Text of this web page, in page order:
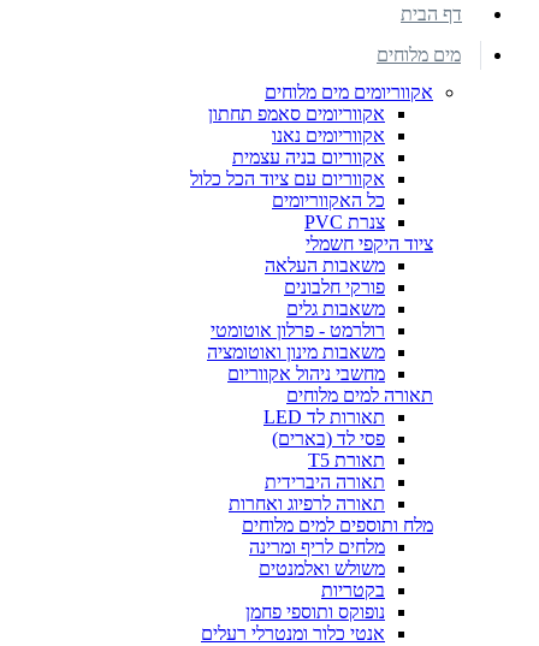
דף הבית
מים מלוחים
אקווריומים מים מלוחים
אקווריומים סאמפ תחתון
אקווריומים נאנו
אקווריום בניה עצמית
אקווריום עם ציוד הכל כלול
כל האקווריומים
צנרת PVC
ציוד היקפי חשמלי
משאבות העלאה
פורקי חלבונים
משאבות גלים
רולרמט - פרלון אוטומטי
משאבות מינון ואוטומציה
מחשבי ניהול אקווריום
תאורה למים מלוחים
תאורות לד LED
פסי לד (בארים)
תאורת T5
תאורה היברידית
תאורה לרפיוג ואחרות
מלח ותוספים למים מלוחים
מלחים לריף ומרינה
משולש ואלמנטים
בקטריות
נופוקס ותוספי פחמן
אנטי כלור ומנטרלי רעלים